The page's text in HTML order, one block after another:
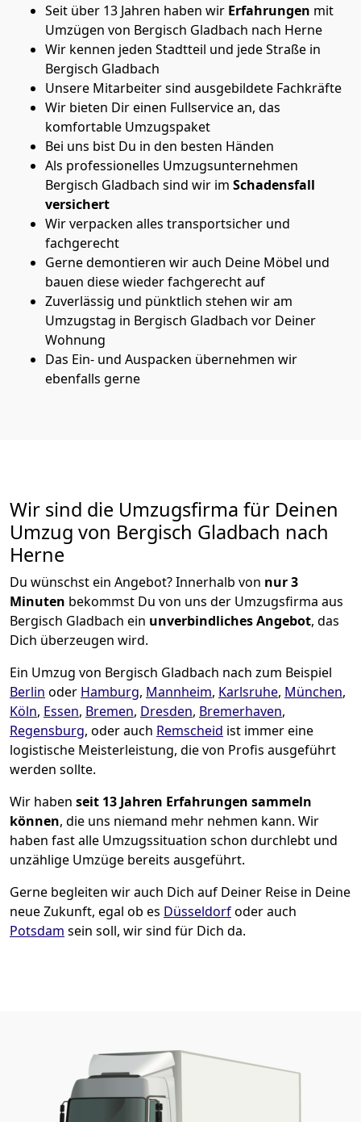
Seit über 13 Jahren haben wir Erfahrungen mit
Umzügen von Bergisch Gladbach nach Herne
Wir kennen jeden Stadtteil und jede Straße in
Bergisch Gladbach
Unsere Mitarbeiter sind ausgebildete Fachkräfte
Wir bieten Dir einen Fullservice an, das
komfortable Umzugspaket
Bei uns bist Du in den besten Händen
Als professionelles Umzugsunternehmen
Bergisch Gladbach sind wir im Schadensfall
versichert
Wir verpacken alles transportsicher und
fachgerecht
Gerne demontieren wir auch Deine Möbel und
bauen diese wieder fachgerecht auf
Zuverlässig und pünktlich stehen wir am
Umzugstag in Bergisch Gladbach vor Deiner
Wohnung
Das Ein- und Auspacken übernehmen wir
ebenfalls gerne
Wir sind die Umzugsfirma für Deinen
Umzug von Bergisch Gladbach nach
Herne
Du wünschst ein Angebot? Innerhalb von nur 3
Minuten bekommst Du von uns der Umzugsfirma aus
Bergisch Gladbach ein unverbindliches Angebot, das
Dich überzeugen wird.
Ein Umzug von Bergisch Gladbach nach zum Beispiel
Berlin oder Hamburg, Mannheim, Karlsruhe, München,
Köln, Essen, Bremen, Dresden, Bremer­haven,
Regensburg, oder auch Remscheid ist immer eine
logistische Meisterleistung, die von Profis ausgeführt
werden sollte.
Wir haben seit 13 Jahren Erfahrungen sammeln
können, die uns niemand mehr nehmen kann. Wir
haben fast alle Umzugssituation schon durchlebt und
unzählige Umzüge bereits ausgeführt.
Gerne begleiten wir auch Dich auf Deiner Reise in Deine
neue Zukunft, egal ob es Düsseldorfoder auch
Potsdam sein soll, wir sind für Dich da.